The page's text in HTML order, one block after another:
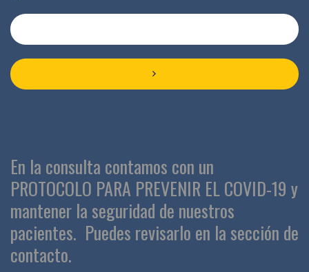
En la consulta contamos con un
PROTOCOLO PARA PREVENIR EL COVID-19 y
mantener la seguridad de nuestros
pacientes. Puedes revisarlo en la sección de
contacto.